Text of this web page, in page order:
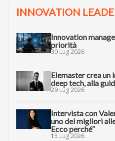
INNOVATION
Innovation
priorità
30 Lug 2026
Elemaster crea
deep tech, alla
29 Lug 2026
Intervista con
uno dei migliori
Ecco perché”
15 Lug 2026